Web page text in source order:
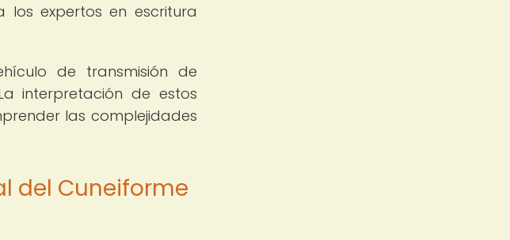
expertos en escritura
de transmisión de
interpretación de estos
las complejidades
del Cuneiforme